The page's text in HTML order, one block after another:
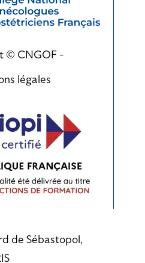
© CNGOF -
légales
de Sébastopol,